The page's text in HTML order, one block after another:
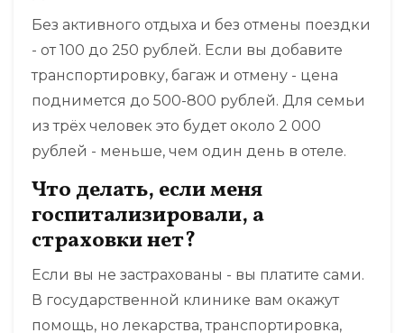
Без активного отдыха и без отмены поездки
- от 100 до 250 рублей. Если вы добавите
транспортировку, багаж и отмену - цена
поднимется до 500-800 рублей. Для семьи
из трёх человек это будет около 2 000
рублей - меньше, чем один день в отеле.
Что делать, если меня
госпитализировали, а
страховки нет?
Если вы не застрахованы - вы платите сами.
В государственной клинике вам окажут
помощь, но лекарства, транспортировка,